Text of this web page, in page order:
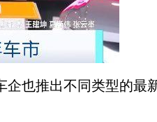
企也推出不同类型的最